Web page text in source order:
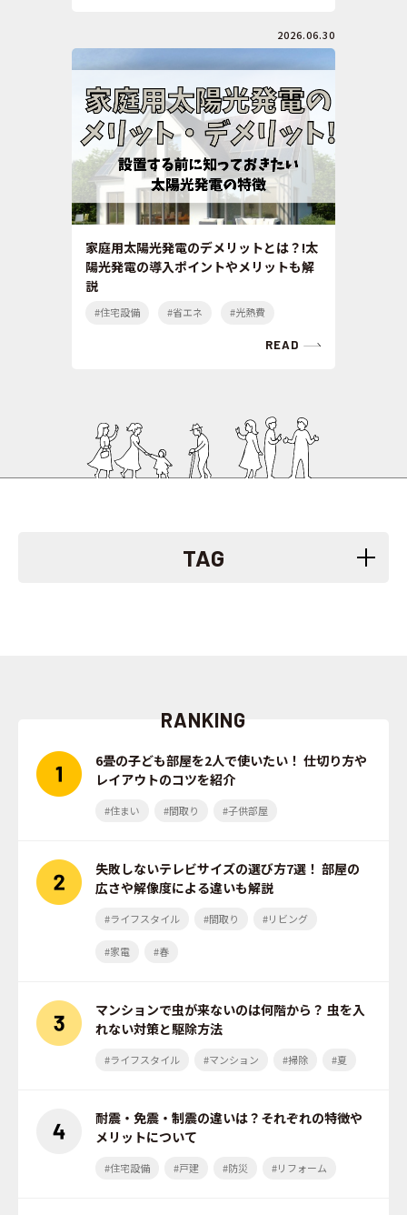
2026.06.30
家庭用太陽光発電のデメリットとは？!太
陽光発電の導入ポイントやメリットも解
説
#住宅設備 #省エネ #光熱費
READ
TAG
RANKING
6畳の子ども部屋を2人で使いたい！ 仕切り方や
レイアウトのコツを紹介
#住まい #間取り #子供部屋
失敗しないテレビサイズの選び方7選！ 部屋の
広さや解像度による違いも解説
#ライフスタイル #間取り #リビング
#家電 #春
マンションで虫が来ないのは何階から？ 虫を入
れない対策と駆除方法
#ライフスタイル #マンション #掃除 #夏
耐震・免震・制震の違いは？それぞれの特徴や
メリットについて
#住宅設備 #戸建 #防災 #リフォーム